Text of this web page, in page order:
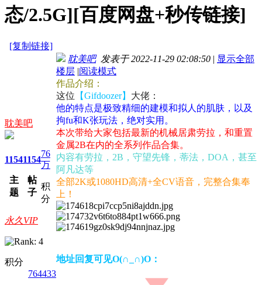
态/2.5G][百度网盘+秒传链接]
[复制链接]
耽美吧
1154
主
题
1154
帖
子
76
万
积
分
永久VIP
积分
764433
耽美吧发表于 2022-11-29 02:08:50 | 显示全部
楼层 |阅读模式
作品介绍：
这位 【Gifdoozer】 大佬：
他的特点是极致精细的建模和拟人的肌肤，以及
拘fu和K张玩法，绝对实用。
本次带给大家包括最新的机械居肃劳拉，和重置
金属2B在内的全系列作品合集。
内容有劳拉，2B，守望先锋，蒂法，DOA，甚至
阿凡达等
全部2K或1080HD高清+全CV语音，完整合集奉
上！
地址回复可见O(∩_∩)O：